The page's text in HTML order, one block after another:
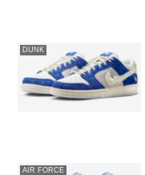
DUNK
AIR FORCE